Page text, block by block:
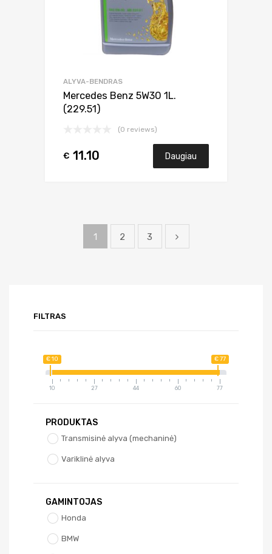
ALYVA-BENDRAS
Mercedes Benz 5W30 1L.
(229.51)
(0 reviews)
€ 11.10 Daugiau
1 2 3
FILTRAS
€ 10 € 77
10 27 44 60 77
PRODUKTAS
Transmisinė alyva (mechaninė)
Variklinė alyva
GAMINTOJAS
Honda
BMW